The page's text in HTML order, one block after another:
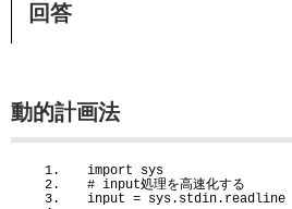
回答
動的計画法
import sys
# input処理を高速化する
input = sys.stdin.readline